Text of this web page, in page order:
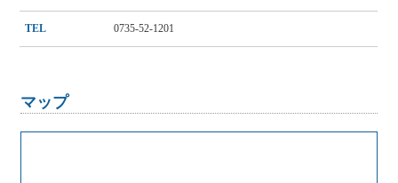
TEL 0735-52-1201
マップ